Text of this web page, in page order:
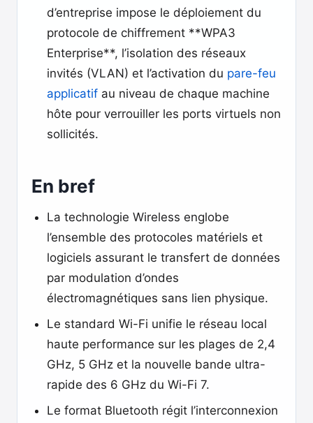
d’entreprise impose le déploiement du
protocole de chiffrement **WPA3
Enterprise**, l’isolation des réseaux
invités (VLAN) et l’activation du pare-feu
applicatif au niveau de chaque machine
hôte pour verrouiller les ports virtuels non
sollicités.
En bref
La technologie Wireless englobe
l’ensemble des protocoles matériels et
logiciels assurant le transfert de données
par modulation d’ondes
électromagnétiques sans lien physique.
Le standard Wi-Fi unifie le réseau local
haute performance sur les plages de 2,4
GHz, 5 GHz et la nouvelle bande ultra-
rapide des 6 GHz du Wi-Fi 7.
Le format Bluetooth régit l’interconnexion